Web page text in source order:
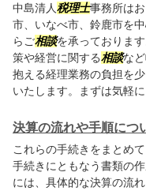
中島清人税理士事務所は
市、いなべ市、鈴鹿市を
らご相談を承っております
策や経営に関する相談な
抱える経理業務の負担を
いたします。まずは気軽に
決算の流れや手順につ
これらの手続きをまとめて
手続きにともなう書類の
には、具体的な決算の流